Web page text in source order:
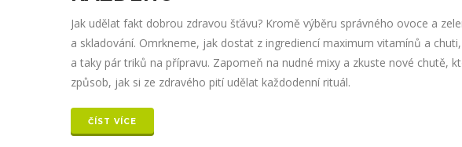
Jak udělat fakt dobrou zdravou šťávu? Kromě výběru správného ovoce a
a skladování. Omrkneme, jak dostat z ingrediencí maximum vitamínů a
a taky pár triků na přípravu. Zapomeň na nudné mixy a zkuste nové chutě,
způsob, jak si ze zdravého pití udělat každodenní rituál.
ČÍST VÍCE